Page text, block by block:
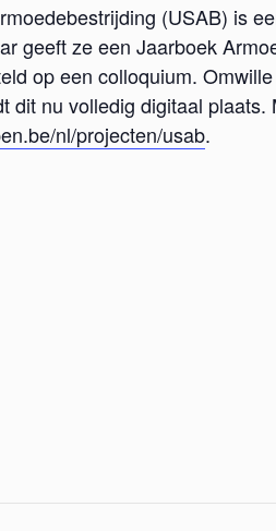
(USAB) is
geeft ze een Jaarboek
op een colloquium.
dit nu volledig digitaal plaats.
nl/projecten/usab.